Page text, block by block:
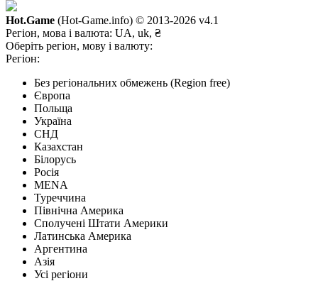
Hot.Game (Hot-Game.info) © 2013-2026 v4.1
Регіон, мова і валюта: UA, uk, ₴
Оберіть регіон, мову і валюту:
Регіон:
Без регіональних обмежень (Region free)
Європа
Польща
Україна
СНД
Казахстан
Білорусь
Росія
MENA
Туреччина
Північна Америка
Сполучені Штати Америки
Латинська Америка
Аргентина
Азія
Усі регіони